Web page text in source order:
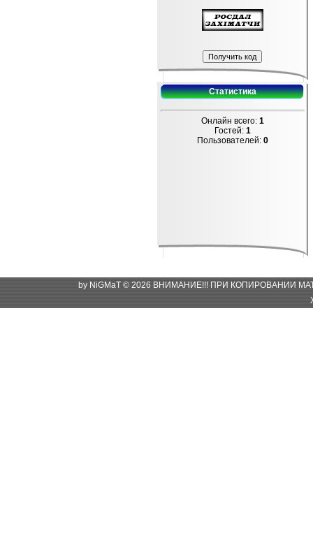
Статистика
Онлайн всего: 1
Гостей: 1
Пользователей: 0
by NiGMaT © 2026 ВНИМАНИЕ!!! ПРИ КОПИРОВАНИИ